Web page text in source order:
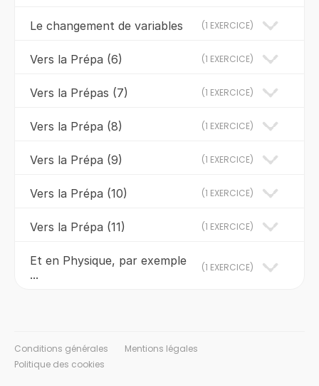
Le changement de variables (1 EXERCICE)
Vers la Prépa (6) (1 EXERCICE)
Vers la Prépas (7) (1 EXERCICE)
Vers la Prépa (8) (1 EXERCICE)
Vers la Prépa (9) (1 EXERCICE)
Vers la Prépa (10) (1 EXERCICE)
Vers la Prépa (11) (1 EXERCICE)
Et en Physique, par exemple
...
(1 EXERCICE)
Conditions générales
Mentions légales
Politique des cookies